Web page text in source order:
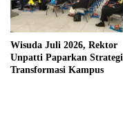
Wisuda Juli 2026, Rektor
Unpatti Paparkan Strategi
Transformasi Kampus